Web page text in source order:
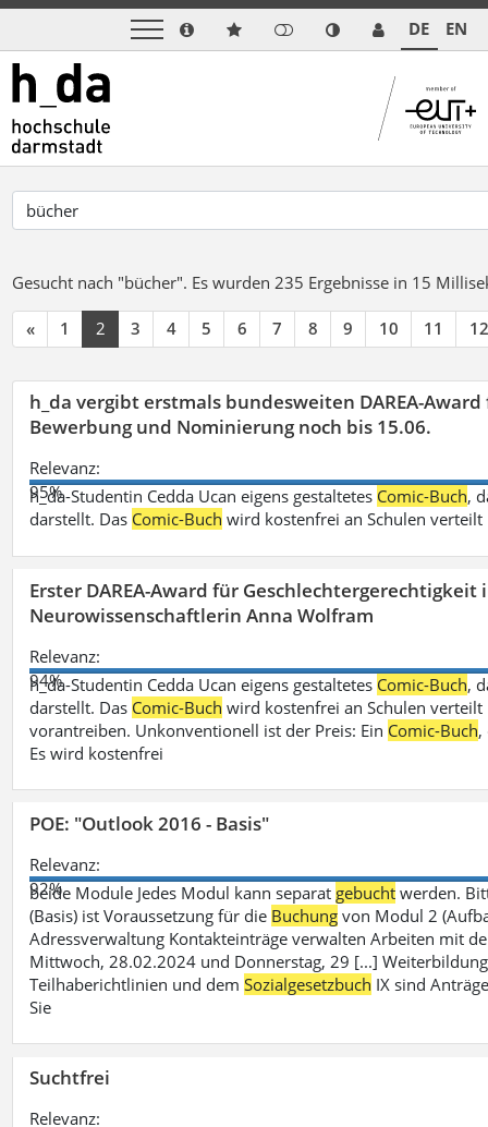
DE EN
Gesucht nach "bücher". Es wurden 235 Ergebnisse in 15
« 1 2 3 4 5 6 7 8 9 10 11 12
h_da vergibt erstmals bundesweiten DAREA-
Bewerbung und Nominierung noch bis 15.06.
Relevanz:
95%
h_da-Studentin Cedda Ucan eigens gestaltetes Comic-Buch,
darstellt. Das Comic-Buch wird kostenfrei an Schulen
Erster DAREA-Award für
Neurowissenschaftlerin Anna Wolfram
Relevanz:
94%
h_da-Studentin Cedda Ucan eigens gestaltetes Comic-Buch,
darstellt. Das Comic-Buch wird kostenfrei an Schulen
vorantreiben. Unkonventionell ist der Preis: Ein Comic-Buch,
Es wird kostenfrei
POE: "Outlook 2016 - Basis"
Relevanz:
92%
beide Module Jedes Modul kann separat gebucht werden.
(Basis) ist Voraussetzung für die Buchung von Modul 2
Adressverwaltung Kontakteinträge verwalten Arbeiten mit
Mittwoch, 28.02.2024 und Donnerstag, 29 [...]
Teilhaberichtlinien und demSozialgesetzbuch IX sind
Sie
Suchtfrei
Relevanz: